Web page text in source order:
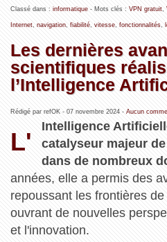
Classé dans : informatique- Mots clés : VPN gratuit,
Internet, navigation, fiabilité, vitesse, fonctionnalités,
Les dernières
scientifiques
l’Intelligence
Rédigé par refOK - 07 novembre 2024- Aucun
L'
Intelligence
catalyseur majeur
dans de nombreux
années, elle a permis des
repoussant les frontières
ouvrant de nouvelles
et l'innovation.